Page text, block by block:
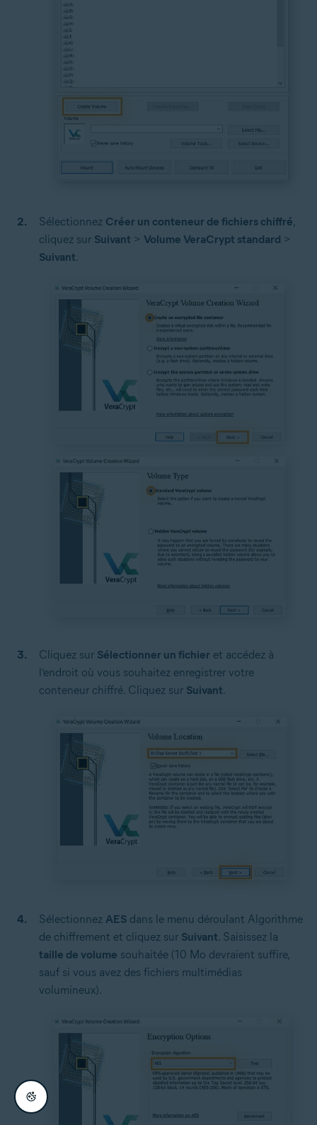
Sélectionnez Créer un conteneur de fichiers chiffré,
cliquez sur Suivant > Volume VeraCrypt standard >
Suivant.
Cliquez sur Sélectionner un fichier et accédez à
l’endroit où vous souhaitez enregistrer votre
conteneur chiffré. Cliquez sur Suivant.
Sélectionnez AES dans le menu déroulant Algorithme
de chiffrement et cliquez sur Suivant. Saisissez la
taille de volume souhaitée (10 Mo devraient suffire,
sauf si vous avez des fichiers multimédias
volumineux).